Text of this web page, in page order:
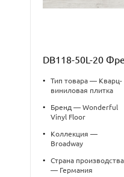
DB118-50L-20
•
Тип товара — Кварц-
виниловая плитка
•
Бренд — Wonderful
Vinyl Floor
•
Коллекция —
Broadway
•
Страна производства
— Германия